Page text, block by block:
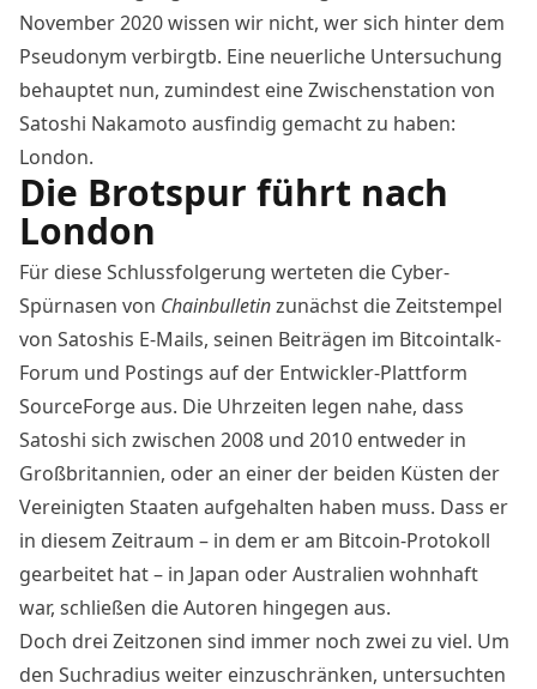
November 2020 wissen wir nicht, wer sich hinter dem
Pseudonym verbirgtb. Eine neuerliche Untersuchung
behauptet nun, zumindest eine Zwischenstation von
Satoshi Nakamoto ausfindig gemacht zu haben:
London.
Die Brotspur führt nach
London
Für diese Schlussfolgerung werteten die Cyber-
Spürnasen von Chainbulletinzunächst die Zeitstempel
von Satoshis E-Mails, seinen Beiträgen im Bitcointalk-
Forum und Postings auf der Entwickler-Plattform
SourceForge aus. Die Uhrzeiten legen nahe, dass
Satoshi sich zwischen 2008 und 2010 entweder in
Großbritannien, oder an einer der beiden Küsten der
Vereinigten Staaten aufgehalten haben muss. Dass er
in diesem Zeitraum – in dem er am Bitcoin-Protokoll
gearbeitet hat – in Japan oder Australien wohnhaft
war, schließen die Autoren hingegen aus.
Doch drei Zeitzonen sind immer noch zwei zu viel. Um
den Suchradius weiter einzuschränken, untersuchten